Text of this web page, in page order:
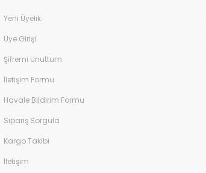
Yeni Üyelik
Üye Girişi
Şifremi Unuttum
İletişim Formu
Havale Bildirim Formu
Sipariş Sorgula
Kargo Takibi
İletişim